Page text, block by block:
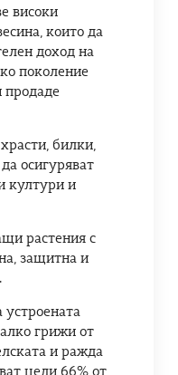
високи
които да
доход на
поколение
билки,
осигуряват
култури и
растения с
защитна и
грижи от
и ражда
цели 66% от